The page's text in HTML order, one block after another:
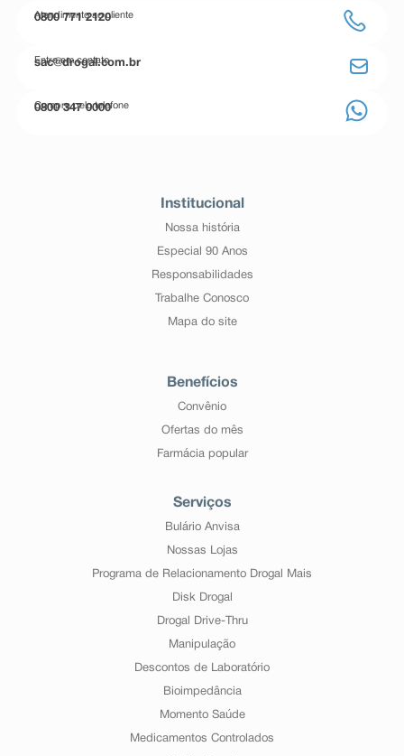
Atendimento ao cliente
0800 771 2120
Entre em contato
sac@drogal.com.br
Compre pelo telefone
0800 347 0000
Institucional
Nossa história
Especial 90 Anos
Responsabilidades
Trabalhe Conosco
Mapa do site
Benefícios
Convênio
Ofertas do mês
Farmácia popular
Serviços
Bulário Anvisa
Nossas Lojas
Programa de Relacionamento Drogal Mais
Disk Drogal
Drogal Drive-Thru
Manipulação
Descontos de Laboratório
Bioimpedância
Momento Saúde
Medicamentos Controlados